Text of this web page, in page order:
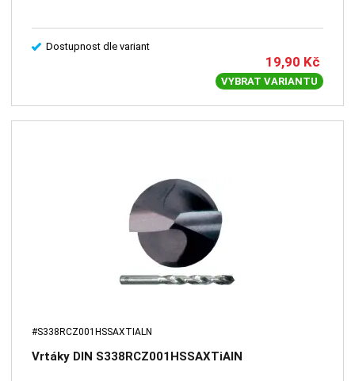
Dostupnost dle variant
19,90 Kč
VYBRAT VARIANTU
#S338RCZ001HSSAXTIALN
Vrtáky DIN S338RCZ001HSSAXTiAlN